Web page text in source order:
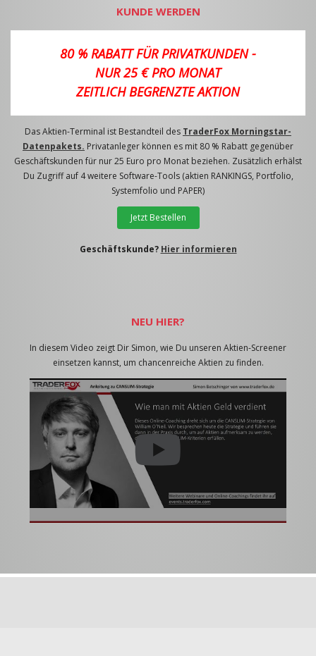
KUNDE WERDEN
80 % RABATT FÜR PRIVATKUNDEN -
NUR 25 € PRO MONAT
ZEITLICH BEGRENZTE AKTION
Das Aktien-Terminal ist Bestandteil des TraderFox Morningstar-
Datenpakets. Privatanleger können es mit 80 % Rabatt gegenüber
Geschäftskunden für nur 25 Euro pro Monat beziehen. Zusätzlich erhälst
Du Zugriff auf 4 weitere Software-Tools (aktien RANKINGS, Portfolio,
Systemfolio und PAPER)
Jetzt Bestellen
Geschäftskunde? Hier informieren
NEU HIER?
In diesem Video zeigt Dir Simon, wie Du unseren Aktien-Screener
einsetzen kannst, um chancenreiche Aktien zu finden.